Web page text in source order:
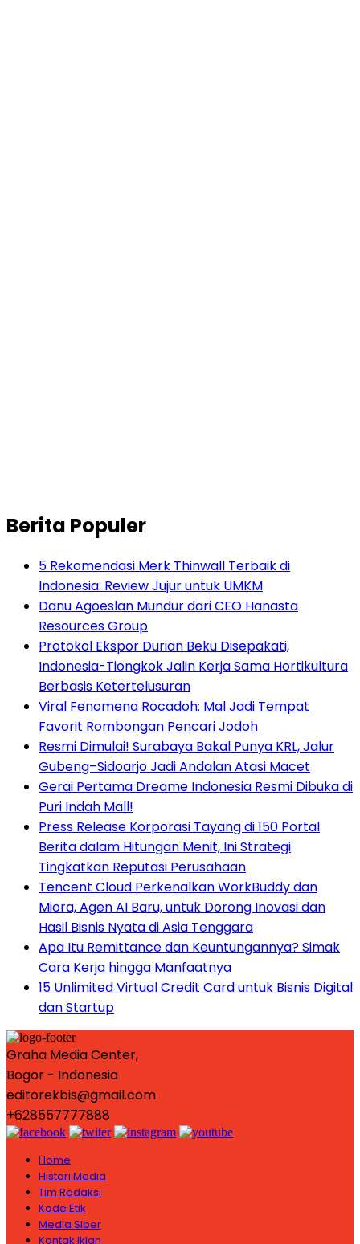
Berita Populer
5 Rekomendasi Merk Thinwall Terbaik di
Indonesia: Review Jujur untuk UMKM
Danu Agoeslan Mundur dari CEO Hanasta
Resources Group
Protokol Ekspor Durian Beku Disepakati,
Indonesia-Tiongkok Jalin Kerja Sama Hortikultura
Berbasis Ketertelusuran
Viral Fenomena Rocadoh: Mal Jadi Tempat
Favorit Rombongan Pencari Jodoh
Resmi Dimulai! Surabaya Bakal Punya KRL, Jalur
Gubeng–Sidoarjo Jadi Andalan Atasi Macet
Gerai Pertama Dreame Indonesia Resmi Dibuka di
Puri Indah Mall!
Press Release Korporasi Tayang di 150 Portal
Berita dalam Hitungan Menit, Ini Strategi
Tingkatkan Reputasi Perusahaan
Tencent Cloud Perkenalkan WorkBuddy dan
Miora, Agen AI Baru, untuk Dorong Inovasi dan
Hasil Bisnis Nyata di Asia Tenggara
Apa Itu Remittance dan Keuntungannya? Simak
Cara Kerja hingga Manfaatnya
15 Unlimited Virtual Credit Card untuk Bisnis Digital
dan Startup
Graha Media Center,
Bogor - Indonesia
editorekbis@gmail.com
+628557777888
Home
Histori Media
Tim Redaksi
Kode Etik
Media Siber
Kontak Iklan